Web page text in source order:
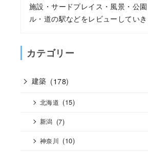
施設・サードプレイス・風景・公
ル・道の駅などをレビューしていき
カテゴリー
建築 (178)
北海道 (15)
新潟 (7)
神奈川 (10)